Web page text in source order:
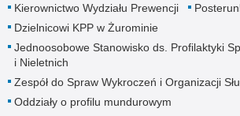
Kierownictwo Wydziału Prewencji
Dzielnicowi KPP w Żurominie
Jednoosobowe Stanowisko ds. Profilaktyki
i Nieletnich
Zespół do Spraw Wykroczeń i Organizacji
Oddziały o profilu mundurowym